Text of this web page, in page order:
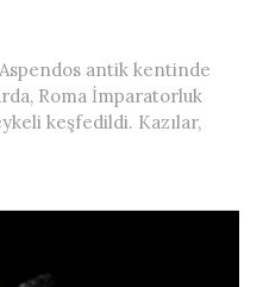
antik kentinde
Roma İmparatorluk
keşfedildi. Kazılar,